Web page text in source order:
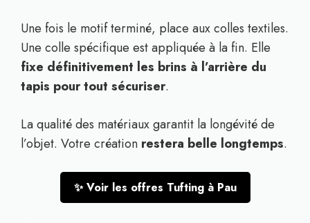
Une fois le motif terminé, place aux colles textiles.
Une colle spécifique est appliquée à la fin. Elle
fixe définitivement les brins à l’arrière du
tapis pour tout sécuriser.
La qualité des matériaux garantit la longévité de
l’objet. Votre création restera belle longtemps.
✨ Voir les offres Tufting à Pau